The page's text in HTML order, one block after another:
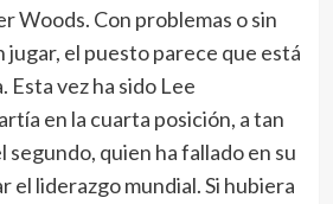
Woods. Con problemas o sin
jugar, el puesto parece que está
Esta vez ha sido Lee
en la cuarta posición, a tan
segundo, quien ha fallado en su
el liderazgo mundial. Si hubiera